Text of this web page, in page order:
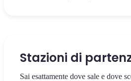
Stazioni di
Sai esattamente dove sale e dove